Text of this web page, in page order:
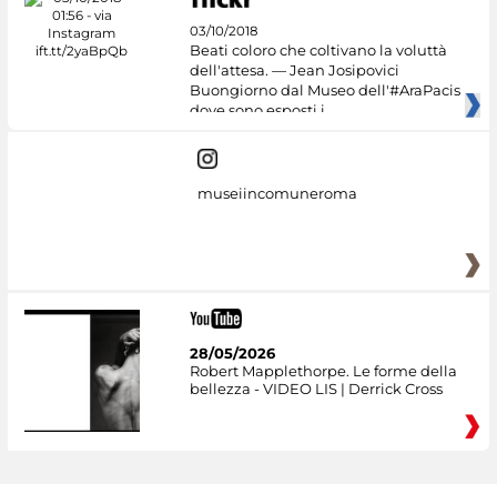
03/10/2018
Beati coloro che coltivano la voluttà
dell'attesa. — Jean Josipovici
Buongiorno dal Museo dell'#AraPacis
dove sono esposti i
museiincomuneroma
28/05/2026
Robert Mapplethorpe. Le forme della
bellezza - VIDEO LIS | Derrick Cross